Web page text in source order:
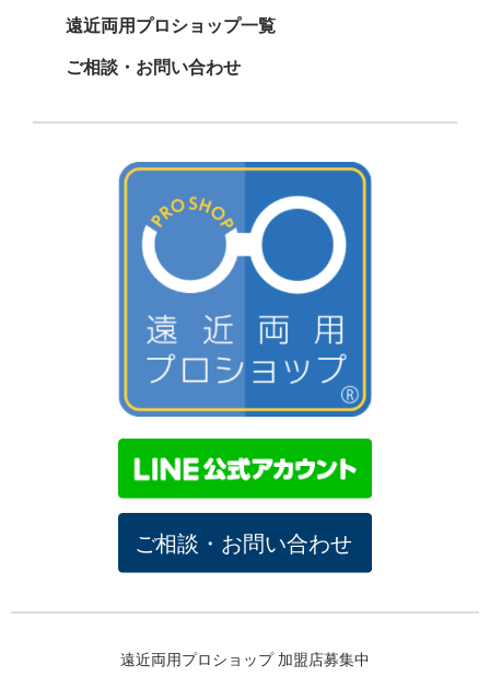
遠近両用プロショップ一覧
ご相談・お問い合わせ
遠近両用プロショップ 加盟店募集中